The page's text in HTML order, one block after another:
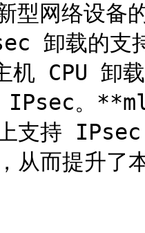
型网络设
卸载的
CPU 卸
IPsec。
上支持
从而提升了